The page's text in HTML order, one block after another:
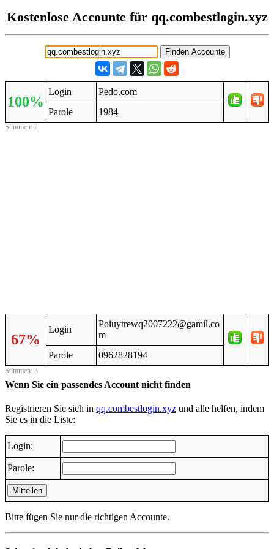
Kostenlose Accounte für qq.combestlogin.xyz
100%
Login
Pedo.com
Parole
1984
Stimmen: 2
67%
Login
Poiuytrewq2007222@gamil.co
m
Parole
0962828194
Stimmen: 3
Wenn Sie ein passendes Account nicht finden
Registrieren Sie sich in qq.combestlogin.xyz und alle helfen, indem
Sie es in die Liste:
Login:
Parole:
Mitteilen
Bitte fügen Sie nur die richtigen Accounte.